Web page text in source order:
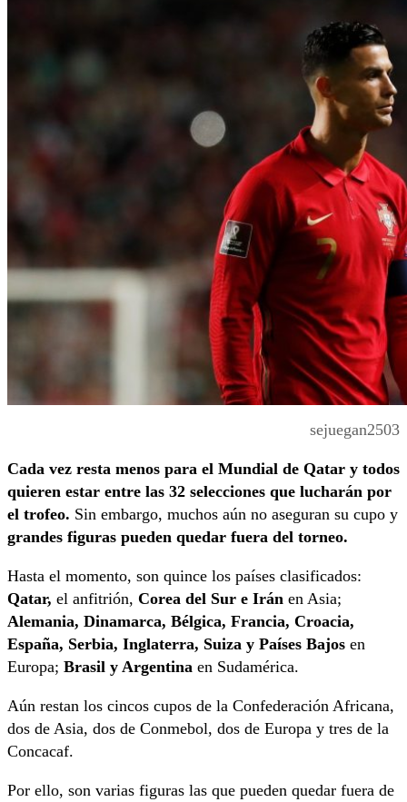
sejuegan2503
Cada vez resta menos para el Mundial de Qatar y todos
quieren estar entre las 32 selecciones que lucharán por
el trofeo. Sin embargo, muchos aún no aseguran su cupo y
grandes figuras pueden quedar fuera del torneo.
Hasta el momento, son quince los países clasificados:
Qatar, el anfitrión, Corea del Sur e Irán en Asia;
Alemania, Dinamarca, Bélgica, Francia, Croacia,
España, Serbia, Inglaterra, Suiza y Países Bajos en
Europa; Brasil y Argentina en Sudamérica.
Aún restan los cincos cupos de la Confederación Africana,
dos de Asia, dos de Conmebol, dos de Europa y tres de la
Concacaf.
Por ello, son varias figuras las que pueden quedar fuera de